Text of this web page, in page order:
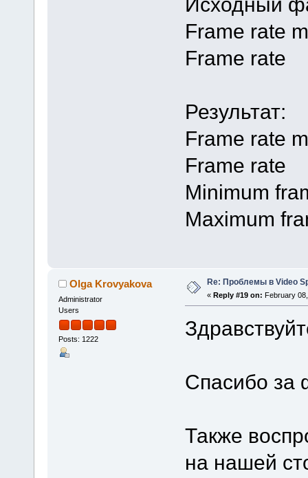
Frame rate
Frame
Результат:
Frame rate
Frame
Minimum
Maximum
Olga Krovyakova
Administrator
Users
Posts: 1222
Re: Проблемы в Video
« Reply #19 on: February
Спасибо за
Также
на нашей